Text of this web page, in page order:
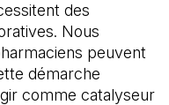
des
Nous
peuvent
démarche
comme catalyseur